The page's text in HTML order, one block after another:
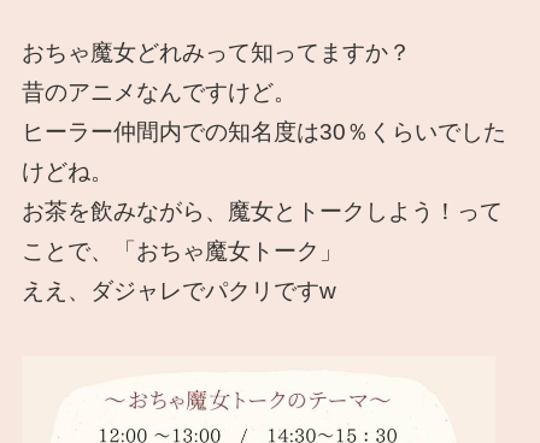
おちゃ魔女どれみって知ってますか？
昔のアニメなんですけど。
ヒーラー仲間内での知名度は30％くらいでした
けどね。
お茶を飲みながら、魔女とトークしよう！って
ことで、「おちゃ魔女トーク」
ええ、ダジャレでパクリですw